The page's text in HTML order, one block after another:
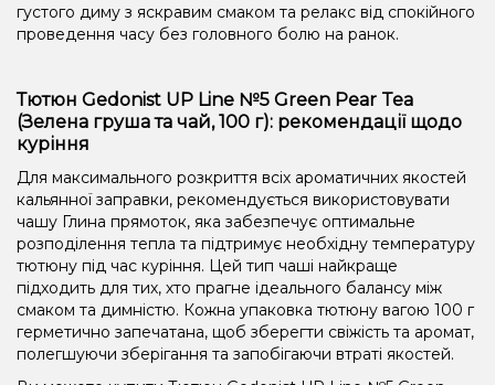
густого диму з яскравим смаком та релакс від спокійного
проведення часу без головного болю на ранок.
Тютюн Gedonist UP Line №5 Green Pear Tea
(Зелена груша та чай, 100 г): рекомендації щодо
куріння
Для максимального розкриття всіх ароматичних якостей
кальянної заправки, рекомендується використовувати
чашу Глина прямоток, яка забезпечує оптимальне
розподілення тепла та підтримує необхідну температуру
тютюну під час куріння. Цей тип чаші найкраще
підходить для тих, хто прагне ідеального балансу між
смаком та димністю. Кожна упаковка тютюну вагою 100 г
герметично запечатана, щоб зберегти свіжість та аромат,
полегшуючи зберігання та запобігаючи втраті якостей.